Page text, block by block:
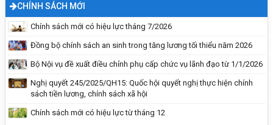
CHÍNH SÁCH MỚI
Chính sách mới có hiệu lực tháng 7/2026
Đồng bộ chính sách an sinh trong tăng lương tối thiểu năm 2026
Bộ Nội vụ đề xuất điều chỉnh phụ cấp chức vụ lãnh đạo từ 1/1/2026
Nghị quyết 245/2025/QH15: Quốc hội quyết nghị thực hiện chính
sách tiền lương, chính sách xã hội
Chính sách mới có hiệu lực từ tháng 12